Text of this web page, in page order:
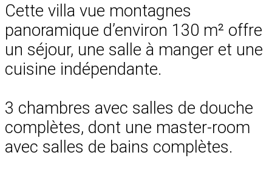
Cette villa vue montagnes
panoramique d’environ 130 m² offre
un séjour, une salle à manger et une
cuisine indépendante.
3 chambres avec salles de douche
complètes, dont une master-room
avec salles de bains complètes.